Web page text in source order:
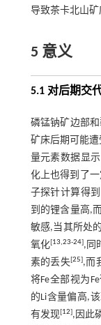
导致茶卡北山矿
5 意义
5.1 对后期交
磷锰钠矿边部
矿床后期可能遭
量元素数据显
化上也得到了
子探针计算得
到的锂含量高,
敏感,当其所处
氧化[13,23-24],同
素的丢失[25],而
将Fe全部视为Fe
的Li含量偏高,
有发现[12],因此